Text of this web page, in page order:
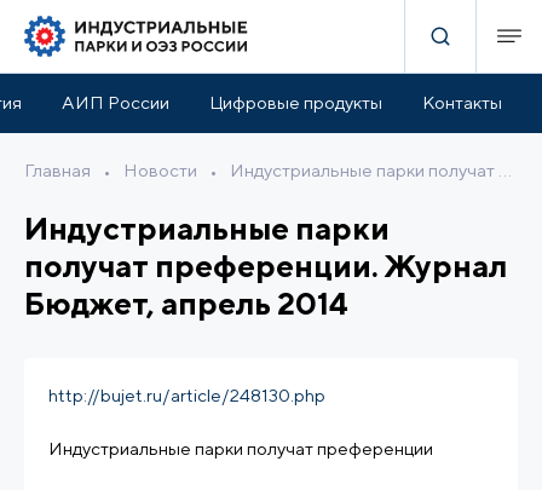
АИП России Цифровые продукты Контакты
Главная • Новости •
Индустриальные парки
получат преференции. Журнал
Бюджет, апрель 2014
http://bujet.ru/article/248130.php
Индустриальные парки получат преференции